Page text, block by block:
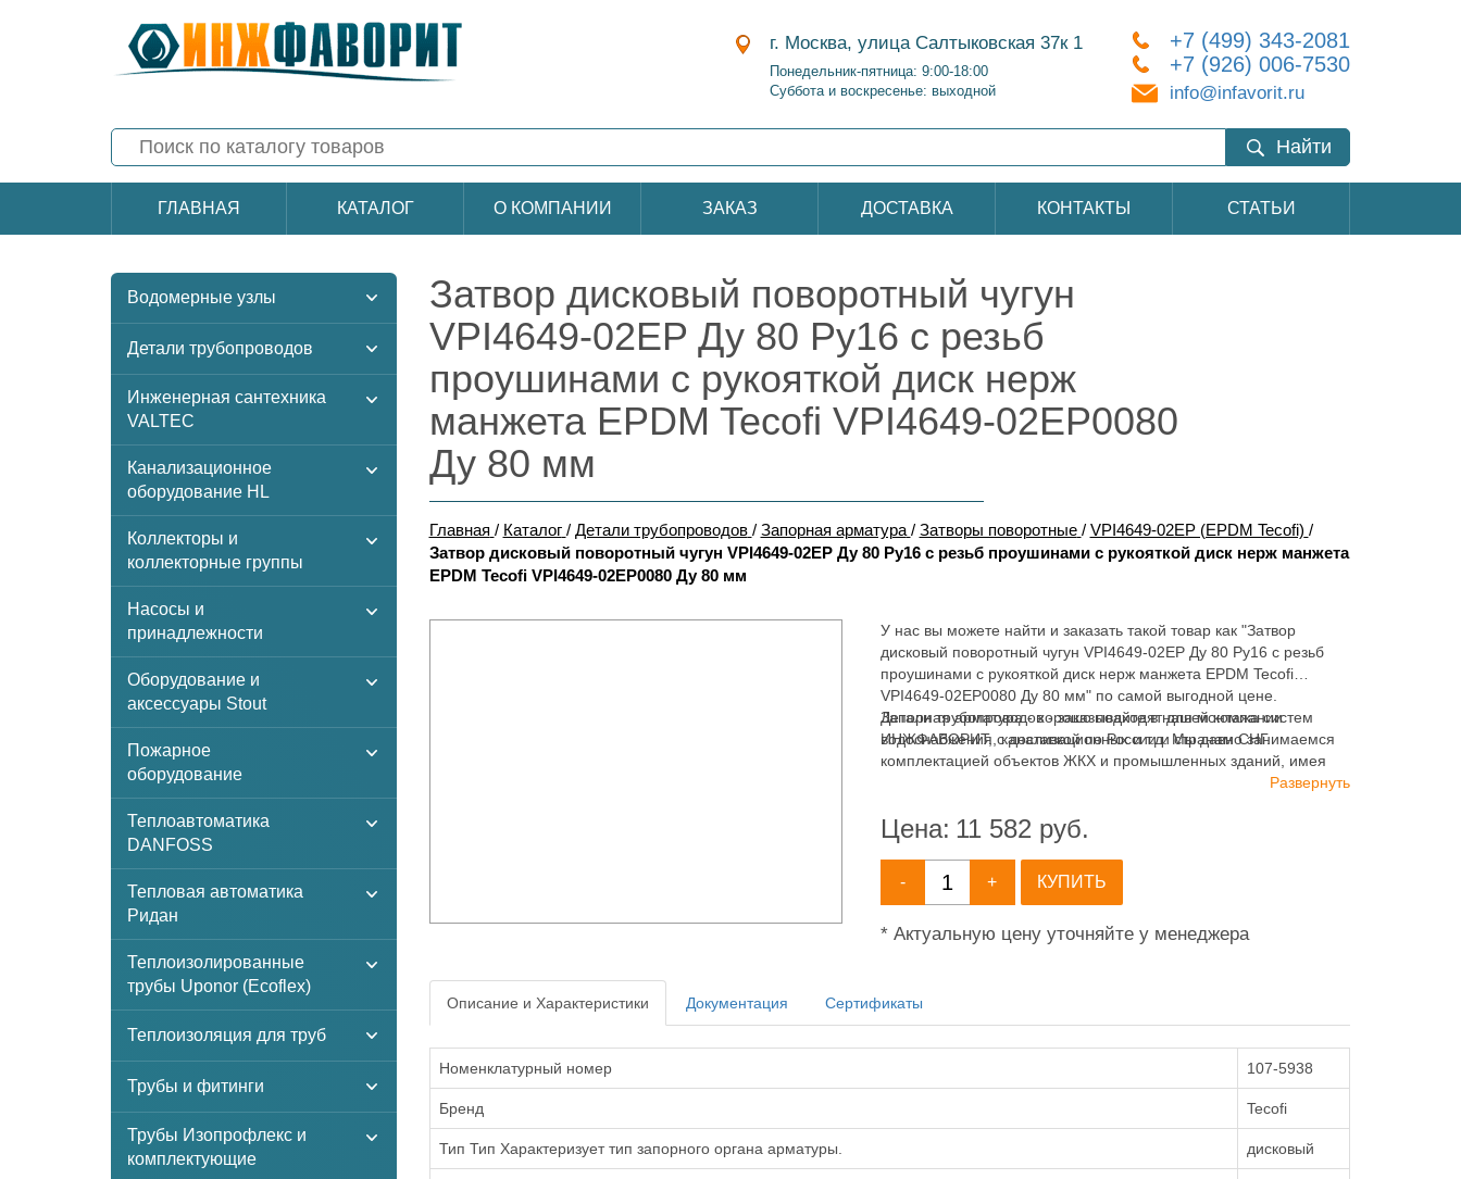
г. Москва, улица Салтыковская 37к 1
Понедельник-пятница: 9:00-18:00
Суббота и воскресенье: выходной
+7 (499) 343-2081
+7 (926) 006-7530
info@infavorit.ru
Найти
ГЛАВНАЯ КАТАЛОГ О КОМПАНИИ ЗАКАЗ ДОСТАВКА КОНТАКТЫ СТАТЬИ
Водомерные узлы
Детали трубопроводов
Инженерная сантехника
VALTEC
Канализационное
оборудование HL
Коллекторы и
коллекторные группы
Насосы и
принадлежности
Оборудование и
аксессуары Stout
Пожарное
оборудование
Теплоавтоматика
DANFOSS
Тепловая автоматика
Ридан
Теплоизолированные
трубы Uponor (Ecoflex)
Теплоизоляция для труб
Трубы и фитинги
Трубы Изопрофлекс и
комплектующие
Затвор дисковый поворотный чугун
VPI4649-02EP Ду 80 Ру16 с резьб
проушинами с рукояткой диск нерж
манжета EPDM Tecofi VPI4649-02EP0080
Ду 80 мм
Главная / Каталог / Детали трубопроводов / Запорная арматура / Затворы поворотные / VPI4649-02EP (EPDM Tecofi) /
Затвор дисковый поворотный чугун VPI4649-02EP Ду 80 Ру16 с резьб проушинами с рукояткой диск нерж манжета
EPDM Tecofi VPI4649-02EP0080 Ду 80 мм
У нас вы можете найти и заказать такой товар как "Затвор
дисковый поворотный чугун VPI4649-02EP Ду 80 Ру16 с резьб
проушинами с рукояткой диск нерж манжета EPDM Tecofi
VPI4649-02EP0080 Ду 80 мм" по самой выгодной цене.
Запорная арматура - хорошо подходят для монтажа систем
водоснабжения, канализационных и т.д. Мы давно занимаемся
комплектацией объектов ЖКХ и промышленных зданий, имея
широкий ассортимент продукции для систем: отопления,
Детали трубопроводов - заказывайте в нашей компании
ИНЖФАВОРИТ, с доставкой по России и странам СНГ.
Развернуть
Цена: 11 582 руб.
- + КУПИТЬ
* Актуальную цену уточняйте у менеджера
Описание и Характеристики Документация Сертификаты
Номенклатурный номер 107-5938
Бренд Tecofi
Тип Тип Характеризует тип запорного органа арматуры. дисковый